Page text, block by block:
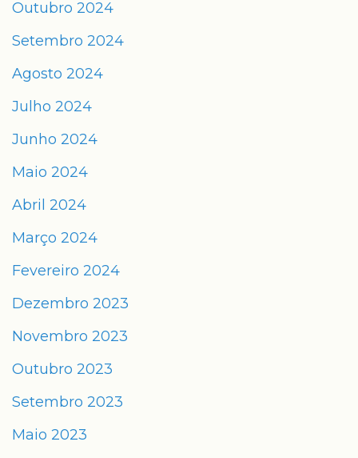
Outubro 2024
Setembro 2024
Agosto 2024
Julho 2024
Junho 2024
Maio 2024
Abril 2024
Março 2024
Fevereiro 2024
Dezembro 2023
Novembro 2023
Outubro 2023
Setembro 2023
Maio 2023